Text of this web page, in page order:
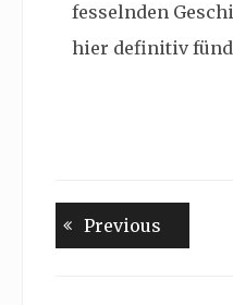
fesselnden
hier definitiv
Previous